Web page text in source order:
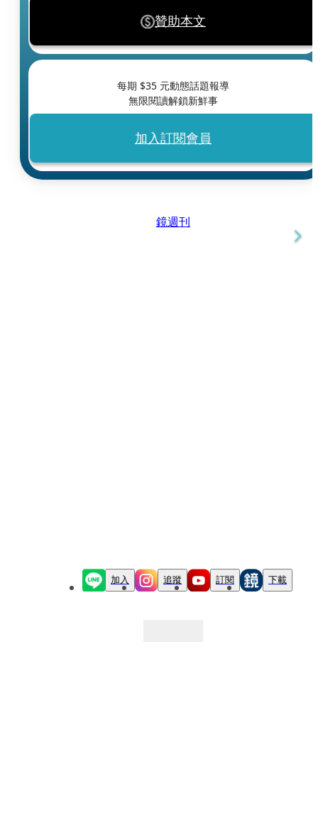
贊助本文
每期 $35 元動態話題報導
無限閱讀解鎖新鮮事
加入訂閱會員
鏡週刊
加入 追蹤 訂閱 下載